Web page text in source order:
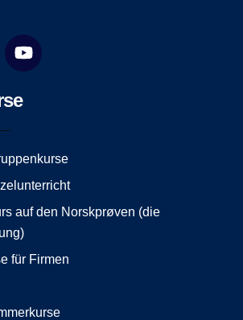
Y
o
t
e
auf den Norskprøven (die
für Firmen